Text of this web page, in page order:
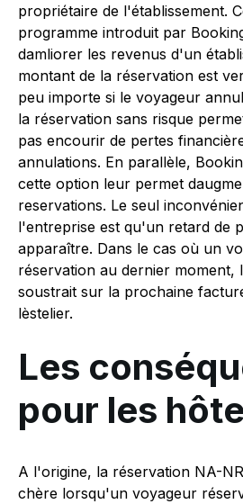
propriétaire de l'établissement.
programme introduit par
damliorer les revenus d'un
montant de la réservation est
peu importe si le voyageur
la réservation sans risque
pas encourir de pertes
annulations. En parallèle,
cette option leur permet
reservations. Le seul
l'entreprise est qu'un retard de
apparaître. Dans le cas où un
réservation au dernier moment,
soustrait sur la prochaine
lèstelier.
Les
pour les
A l'origine, la réservation NA-
chère lorsqu'un voyageur